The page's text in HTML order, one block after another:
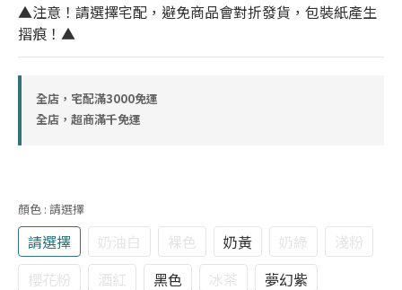
▲注意！請選擇宅配，避免商品會對折發貨，包裝紙產生
摺痕！▲
全店，宅配滿3000免運
全店，超商滿千免運
顏色 : 請選擇
請選擇 奶油白 裸色 奶黃 奶綠
淺粉
櫻花粉
酒紅 黑色 冰茶 夢幻紫